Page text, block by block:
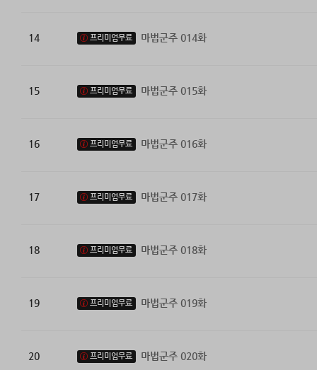
14 프리미엄무료 마법군주 014화
15 프리미엄무료 마법군주 015화
16 프리미엄무료 마법군주 016화
17 프리미엄무료 마법군주 017화
18 프리미엄무료 마법군주 018화
19 프리미엄무료 마법군주 019화
20 프리미엄무료 마법군주 020화